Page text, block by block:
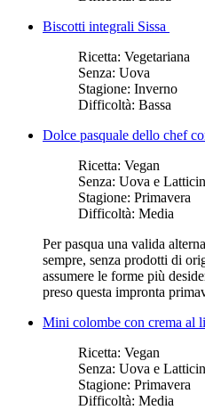
Biscotti integrali Sissa
Ricetta: Vegetariana
Senza: Uova
Stagione: Inverno
Difficoltà: Bassa
Dolce pasquale dello chef
Ricetta: Vegan
Senza: Uova e
Stagione: Primavera
Difficoltà: Media
Per pasqua una valida
sempre, senza prodotti di
assumere le forme più
preso questa impronta
Mini colombe con crema al
Ricetta: Vegan
Senza: Uova e
Stagione: Primavera
Difficoltà: Media